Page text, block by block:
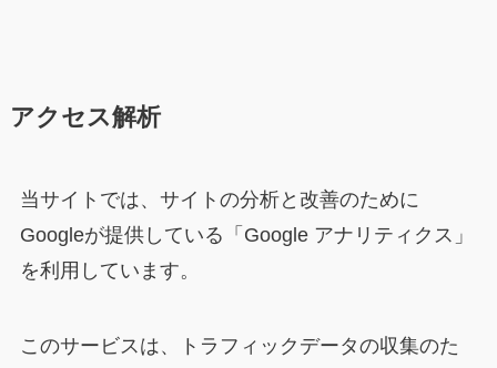
アクセス解析
当サイトでは、サイトの分析と改善のために
Googleが提供している「Google アナリティクス」
を利用しています。
このサービスは、トラフィックデータの収集のた